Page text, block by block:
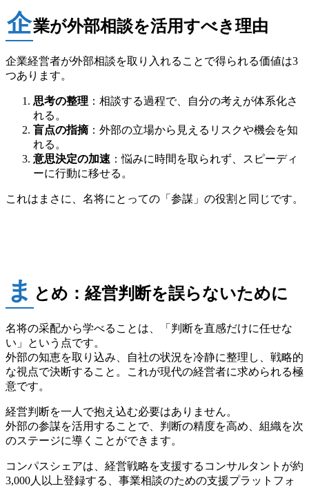
企業が外部相談を活用すべき理由
企業経営者が外部相談を取り入れることで得られる価値は3
つあります。
思考の整理 ：相談する過程で、自分の考えが体系化さ
れる。
盲点の指摘：外部の立場から見えるリスクや機会を知
れる。
意思決定の加速 ：悩みに時間を取られず、スピーディ
ーに行動に移せる。
これはまさに、名将にとっての「参謀」の役割と同じです。
ま とめ：経営判断を誤らないために
名将の采配から学べることは、「判断を直感だけに任せな
い」という点です。
外部の知恵を取り込み、自社の状況を冷静に整理し、戦略的
な視点で決断すること。これが現代の経営者に求められる極
意です。
経営判断を一人で抱え込む必要はありません。
外部の参謀を活用することで、判断の精度を高め、組織を次
のステージに導くことができます。
コンパスシェアは、経営戦略を支援するコンサルタントが約
3,000人以上登録する、事業相談のための支援プラットフォ